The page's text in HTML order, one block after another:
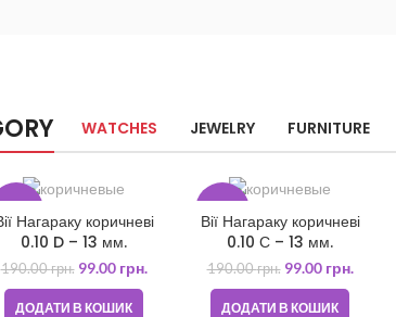
WATCHES JEWELRY FURNITURE
Нагараку коричневі
0.10 D – 13 мм.
190.00грн. 99.00 грн.
ДОДАТИ В КОШИК
Вії Нагараку коричневі
0.10 С – 13 мм.
190.00грн. 99.00 грн.
ДОДАТИ В КОШИК